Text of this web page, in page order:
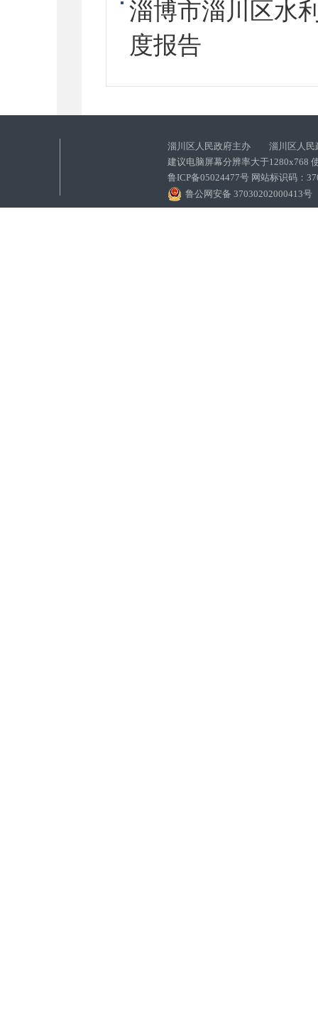
淄博市淄川区水
度报告
淄川区人民政府主办 淄川区人民
建议电脑屏幕分辨率大于1280x768
鲁ICP备05024477号 网站标识码：
鲁公网安备 37030202000413号